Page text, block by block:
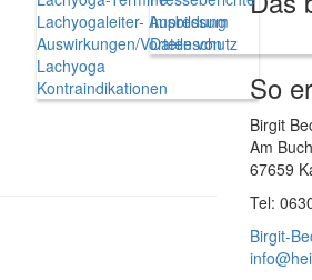
Lachyogaleiter- Ausbildung
Auswirkungen/Vorteile von
Lachyoga
Kontraindikationen
Impressum
Datenschutz
So
Birgit
Am
67659
Tel:
Birgit-